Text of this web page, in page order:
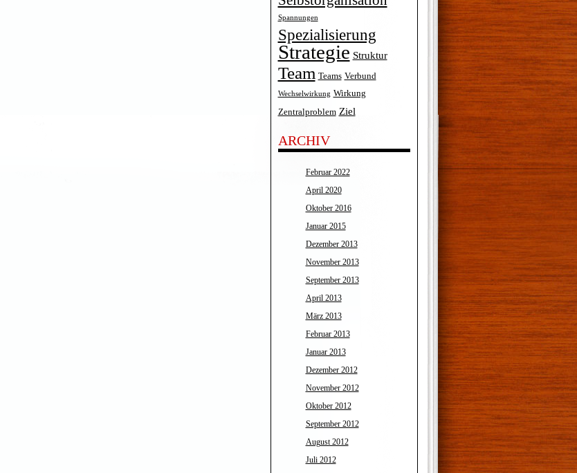
Spannungen
Spezialisierung
Strategie Struktur
Team Teams Verbund
Wechselwirkung Wirkung
Zentralproblem Ziel
ARCHIV
Februar 2022
April 2020
Oktober 2016
Januar 2015
Dezember 2013
November 2013
September 2013
April 2013
März 2013
Februar 2013
Januar 2013
Dezember 2012
November 2012
Oktober 2012
September 2012
August 2012
Juli 2012